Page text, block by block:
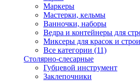
Маркеры
Мастерки, кельмы
Ванночки, наборы
Ведра и контейнеры для
Миксеры для красок и
Все категории (11)
Столярно-слесарные
Губцевой инструмент
Заклепочники